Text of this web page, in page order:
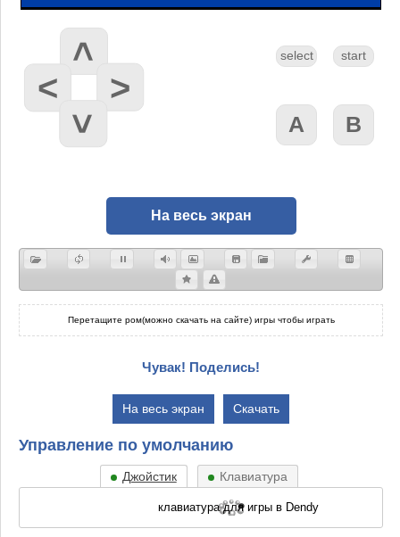
На весь экран
Перетащите ром(можно скачать на сайте) игры чтобы играть
Чувак! Поделись!
На весь экран Скачать
Управление по умолчанию
Джойстик Клавиатура